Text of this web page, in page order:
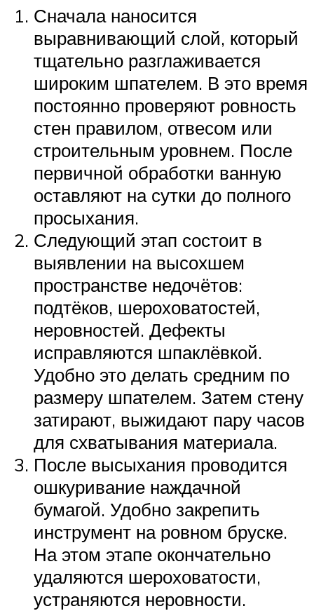
Сначала наносится
выравнивающий слой, который
тщательно разглаживается
широким шпателем. В это время
постоянно проверяют ровность
стен правилом, отвесом или
строительным уровнем. После
первичной обработки ванную
оставляют на сутки до полного
просыхания.
Следующий этап состоит в
выявлении на высохшем
пространстве недочётов:
подтёков, шероховатостей,
неровностей. Дефекты
исправляются шпаклёвкой.
Удобно это делать средним по
размеру шпателем. Затем стену
затирают, выжидают пару часов
для схватывания материала.
После высыхания проводится
ошкуривание наждачной
бумагой. Удобно закрепить
инструмент на ровном бруске.
На этом этапе окончательно
удаляются шероховатости,
устраняются неровности.